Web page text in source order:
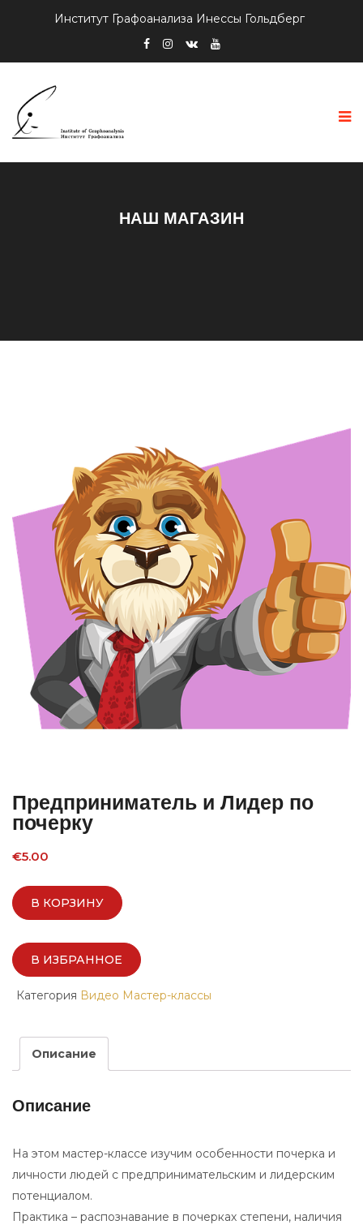
Институт Графоанализа Инессы Гольдберг
НАШ МАГАЗИН
Предприниматель и Лидер по
почерку
€5.00
В КОРЗИНУ
В ИЗБРАННОЕ
Категория Видео Мастер-классы
Описание
Описание
На этом мастер-классе изучим особенности почерка и
личности людей с предпринимательским и лидерским
потенциалом.
Практика – распознавание в почерках степени, наличия